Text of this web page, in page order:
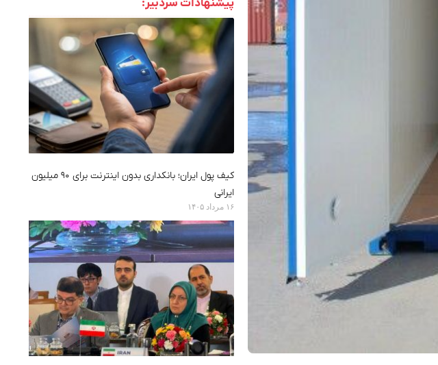
پیشنهادات سردبیر:
کیف پول ایران؛ بانکداری بدون اینترنت برای ۹۰ میلیون
ایرانی
۱۶ مرداد ۱۴۰۵